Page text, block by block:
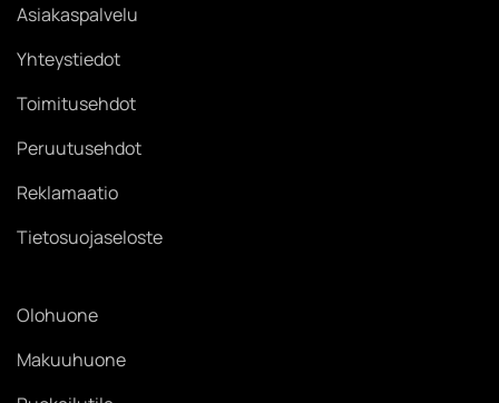
Asiakaspalvelu
Yhteystiedot
Toimitusehdot
Peruutusehdot
Reklamaatio
Tietosuojaseloste
Olohuone
Makuuhuone